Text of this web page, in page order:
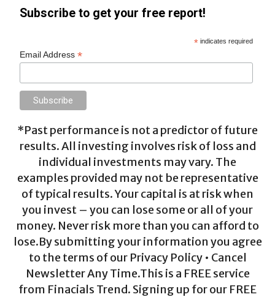
Subscribe to get your free report!
* indicates required
Email Address*
*Past performance is not a predictor of future
results. All investing involves risk of loss and
individual investments may vary. The
examples provided may not be representative
of typical results. Your capital is at risk when
you invest – you can lose some or all of your
money. Never risk more than you can afford to
lose.By submitting your information you agree
to the terms of our Privacy Policy • Cancel
Newsletter Any Time.This is a FREE service
from Finacials Trend. Signing up for our FREE